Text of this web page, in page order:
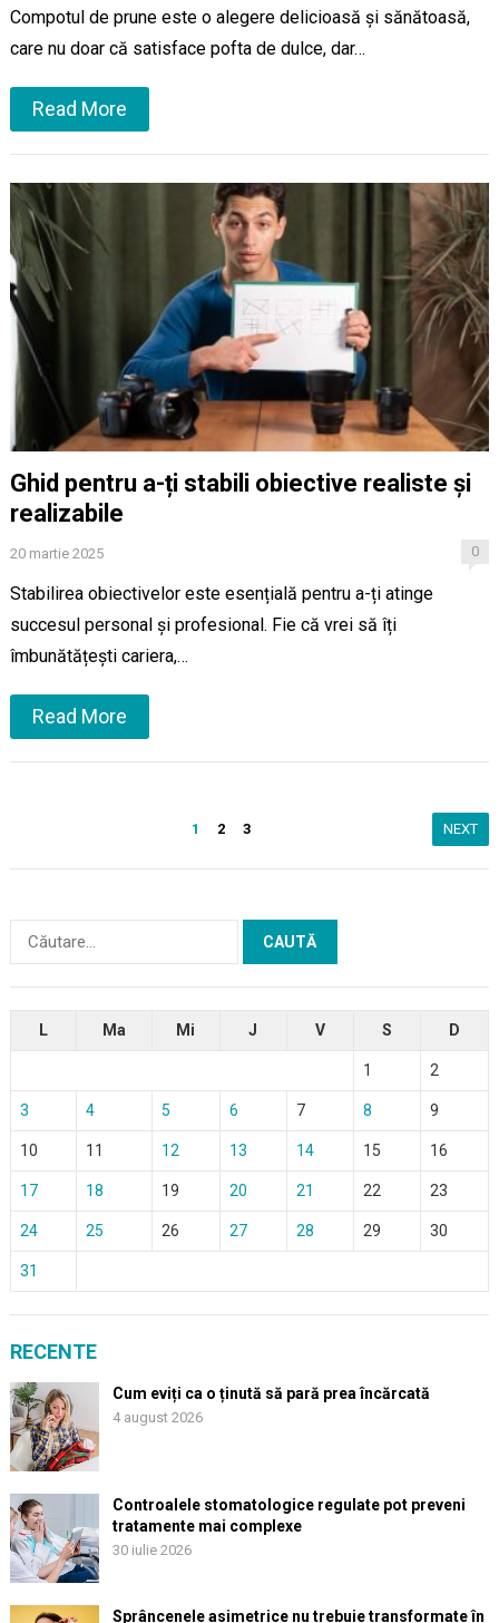
Compotul de prune este o alegere delicioasă și sănătoasă,
care nu doar că satisface pofta de dulce, dar…
Read More
Ghid pentru a-ți stabili obiective realiste și
realizabile
20 martie 2025 0
Stabilirea obiectivelor este esențială pentru a-ți atinge
succesul personal și profesional. Fie că vrei să îți
îmbunătățești cariera,…
Read More
1 2 3 NEXT
Caută
după:
L Ma Mi J V S D
1 2
3 4 5 6 7 8 9
10 11 12 13 14 15 16
17 18 19 20 21 22 23
24 25 26 27 28 29 30
31
RECENTE
Cum eviți ca o ținută să pară prea încărcată
4 august 2026
Controalele stomatologice regulate pot preveni
tratamente mai complexe
30 iulie 2026
Sprâncenele asimetrice nu trebuie transformate în